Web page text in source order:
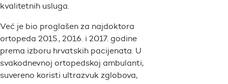
kvalitetnih usluga.
Već je bio proglašen za najdoktora
ortopeda 2015., 2016. i 2017. godine
prema izboru hrvatskih pacijenata. U
svakodnevnoj ortopedskoj ambulanti,
suvereno koristi ultrazvuk zglobova,